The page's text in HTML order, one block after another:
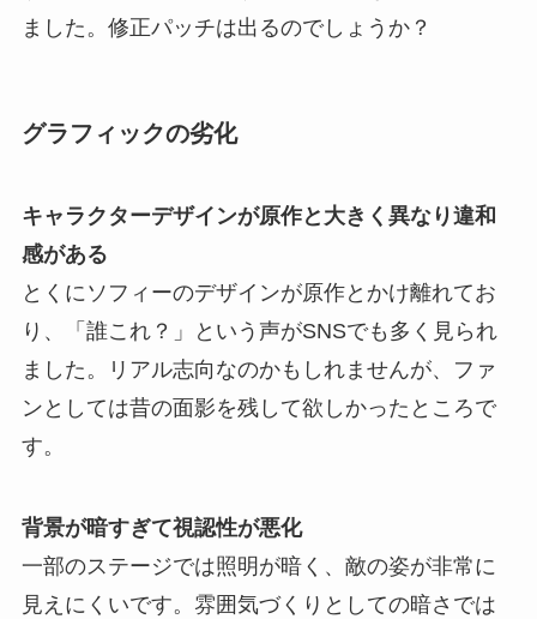
ました。修正パッチは出るのでしょうか？
グラフィックの劣化
キャラクターデザインが原作と大きく異なり違和
感がある
とくにソフィーのデザインが原作とかけ離れてお
り、「誰これ？」という声がSNSでも多く見られ
ました。リアル志向なのかもしれませんが、ファ
ンとしては昔の面影を残して欲しかったところで
す。
背景が暗すぎて視認性が悪化
一部のステージでは照明が暗く、敵の姿が非常に
見えにくいです。雰囲気づくりとしての暗さでは